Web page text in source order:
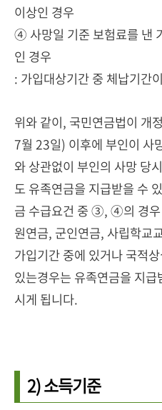
이상인 경우
④ 사망일 기준 보험료를 낸
인 경우
: 가입대상기간 중 체납기간
위와 같이, 국민연금법이 개
7월 23일) 이후에 부인이 사
와 상관없이 부인의 사망 당
도 유족연금을 지급받을 수
금 수급요건 중 ③, ④의 경우
원연금, 군인연금, 사립학교
가입기간 중에 있거나 국적
있는경우는 유족연금을 지
시게 됩니다.
2) 소득기준